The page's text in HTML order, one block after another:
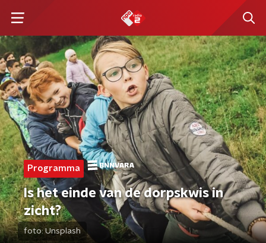
Programma
Is het einde van de dorpskwis in
zicht?
foto:Unsplash